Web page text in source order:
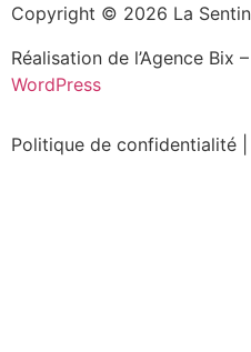
Copyright © 2026 La
Réalisation de l’Agence Bix –
WordPress
Politique de confidentialité